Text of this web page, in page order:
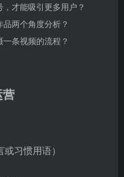
才能吸引更多用户？
两个角度分析？
条视频的流程？
习惯用语）